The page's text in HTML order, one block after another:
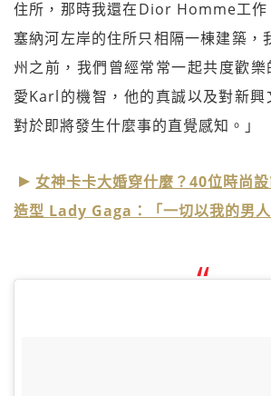
住所，那時我還在Dior Homme工作
塞納河左岸的住所只相隔一棟建築，
州之前，我們曾經常常一起共度歡
愛Karl的機智，他的真誠以及對新興
對於即將發生什麼事的直覺感知。」
女神卡卡大婚穿什麼？40位時尚
造型 Lady Gaga：「一切以我的男人